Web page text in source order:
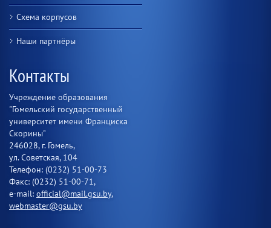
Схема корпусов
Наши партнёры
Контакты
Учреждение образования
"Гомельский государственный
университет имени Франциска
Скорины"
246028, г. Гомель,
ул. Советская, 104
Телефон: (0232) 51-00-73
Факс: (0232) 51-00-71,
e-mail: official@mail.gsu.by,
webmaster@gsu.by